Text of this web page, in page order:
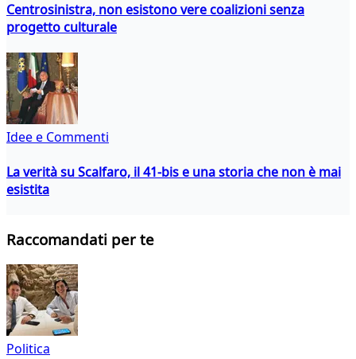
Centrosinistra, non esistono vere coalizioni senza
progetto culturale
Idee e Commenti
La verità su Scalfaro, il 41-bis e una storia che non è mai
esistita
Raccomandati per te
Politica